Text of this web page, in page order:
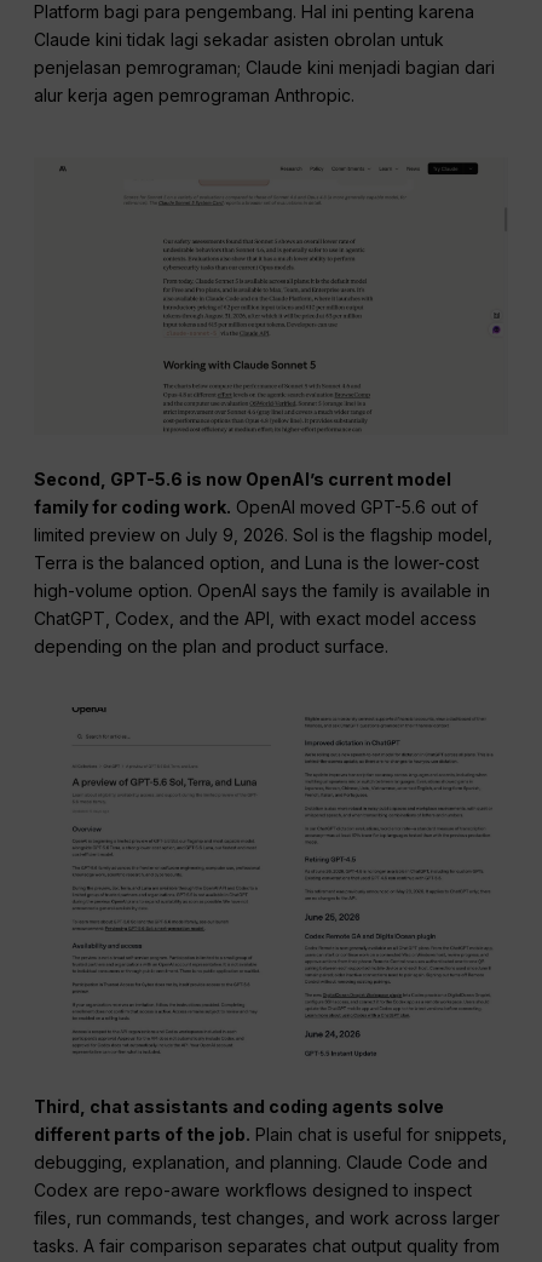
Platform bagi para pengembang. Hal ini penting karena
Claude kini tidak lagi sekadar asisten obrolan untuk
penjelasan pemrograman; Claude kini menjadi bagian dari
alur kerja agen pemrograman Anthropic.
Second, GPT-5.6 is now OpenAI’s current model
family for coding work. OpenAI moved GPT-5.6 out of
limited preview on July 9, 2026. Sol is the flagship model,
Terra is the balanced option, and Luna is the lower-cost
high-volume option. OpenAI says the family is available in
ChatGPT, Codex, and the API, with exact model access
depending on the plan and product surface.
Third, chat assistants and coding agents solve
different parts of the job. Plain chat is useful for snippets,
debugging, explanation, and planning. Claude Code and
Codex are repo-aware workflows designed to inspect
files, run commands, test changes, and work across larger
tasks. A fair comparison separates chat output quality from